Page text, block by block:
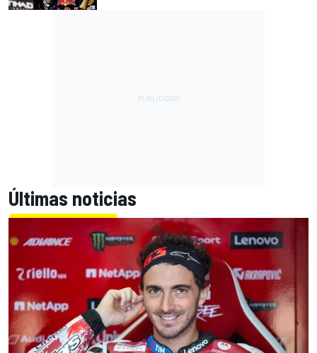
Últimas noticias